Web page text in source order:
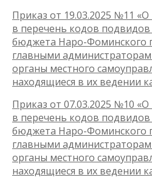
Приказ от 19.03.2025 №11
в перечень кодов
бюджета Наро-Фоминского
главными
органы местного
находящиеся в их ведении
Приказ от 07.03.2025 №10
в перечень кодов
бюджета Наро-Фоминского
главными
органы местного
находящиеся в их ведении